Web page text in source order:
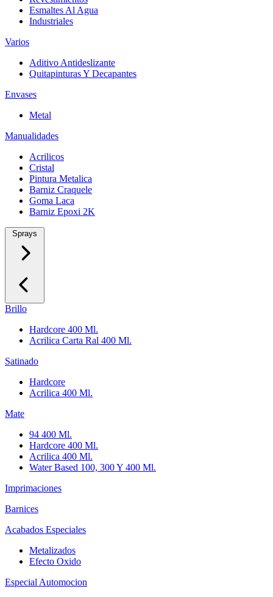
Esmaltes Al Agua
Industriales
Varios
Aditivo Antideslizante
Quitapinturas Y Decapantes
Envases
Metal
Manualidades
Acrilicos
Cristal
Pintura Metalica
Barniz Craquele
Goma Laca
Barniz Epoxi 2K
Sprays
Brillo
Hardcore 400 Ml.
Acrilica Carta Ral 400 Ml.
Satinado
Hardcore
Acrilica 400 Ml.
Mate
94 400 Ml.
Hardcore 400 Ml.
Acrilica 400 Ml.
Water Based 100, 300 Y 400 Ml.
Imprimaciones
Barnices
Acabados Especiales
Metalizados
Efecto Oxido
Especial Automocion